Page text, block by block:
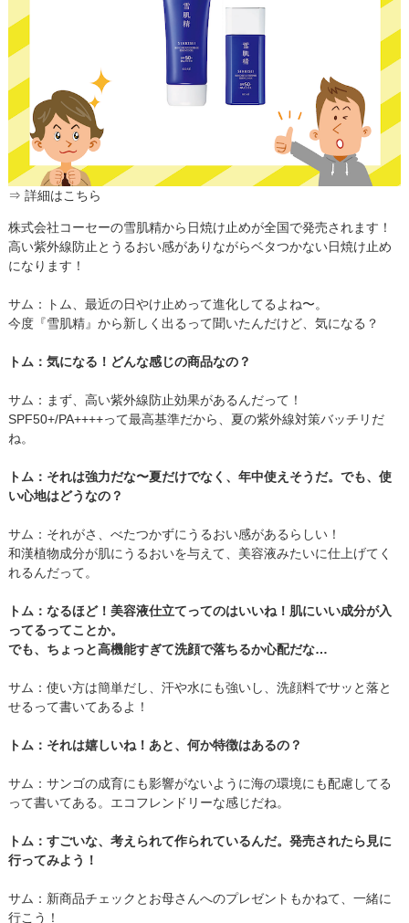
⇒ 詳細はこちら
株式会社コーセーの雪肌精から日焼け止めが全国で発売されます！
高い紫外線防止とうるおい感がありながらベタつかない日焼け止め
になります！
サム：トム、最近の日やけ止めって進化してるよね〜。
今度『雪肌精』から新しく出るって聞いたんだけど、気になる？
トム：気になる！どんな感じの商品なの？
サム：まず、高い紫外線防止効果があるんだって！
SPF50+/PA++++って最高基準だから、夏の紫外線対策バッチリだ
ね。
トム：それは強力だな〜夏だけでなく、年中使えそうだ。でも、使
い心地はどうなの？
サム：それがさ、べたつかずにうるおい感があるらしい！
和漢植物成分が肌にうるおいを与えて、美容液みたいに仕上げてく
れるんだって。
トム：なるほど！美容液仕立てってのはいいね！肌にいい成分が入
ってるってことか。
でも、ちょっと高機能すぎて洗顔で落ちるか心配だな…
サム：使い方は簡単だし、汗や水にも強いし、洗顔料でサッと落と
せるって書いてあるよ！
トム：それは嬉しいね！あと、何か特徴はあるの？
サム：サンゴの成育にも影響がないように海の環境にも配慮してる
って書いてある。エコフレンドリーな感じだね。
トム：すごいな、考えられて作られているんだ。発売されたら見に
行ってみよう！
サム：新商品チェックとお母さんへのプレゼントもかねて、一緒に
行こう！